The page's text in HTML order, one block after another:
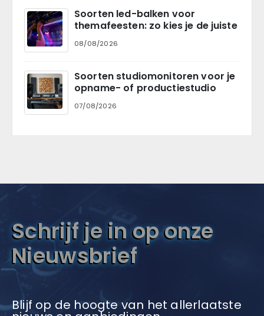
Soorten led-balken voor
themafeesten: zo kies je de juiste
08/08/2026
Soorten studiomonitoren voor je
opname- of productiestudio
07/08/2026
Schrijf je in op onze
Nieuwsbrief
Blijf op de hoogte van het allerlaatste